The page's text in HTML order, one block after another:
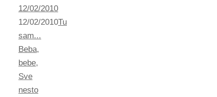
12/02/2010
12/02/2010Tu
sam...
Beba,
bebe,
Sve
nesto